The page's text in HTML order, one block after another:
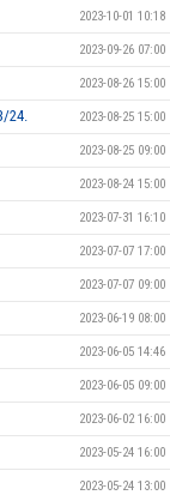
2023-10-01 10:18
2023-09-26 07:00
2023-08-26 15:00
24. 2023-08-25 15:00
2023-08-25 09:00
2023-08-24 15:00
2023-07-31 16:10
2023-07-07 17:00
2023-07-07 09:00
2023-06-19 08:00
2023-06-05 14:46
2023-06-05 09:00
2023-06-02 16:00
2023-05-24 16:00
2023-05-24 13:00